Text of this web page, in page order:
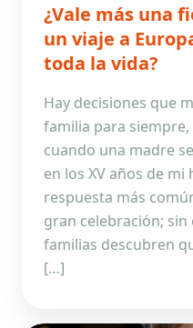
¿Vale más una
un viaje a
toda la vida?
Hay decisiones que
familia para siempre,
cuando una madre
en los XV años de
respuesta más
gran celebración; sin
familias descubren
[…]